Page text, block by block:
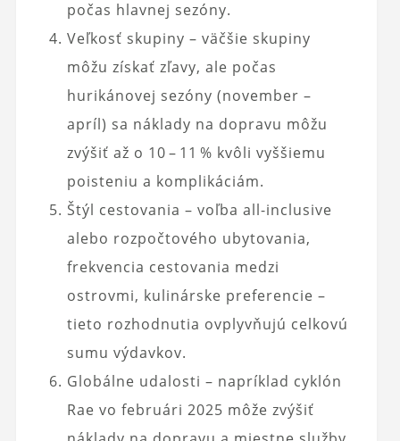
počas hlavnej sezóny.
Veľkosť skupiny – väčšie skupiny
môžu získať zľavy, ale počas
hurikánovej sezóny (november –
apríl) sa náklady na dopravu môžu
zvýšiť až o 10 – 11 % kvôli vyššiemu
poisteniu a komplikáciám.
Štýl cestovania – voľba all-inclusive
alebo rozpočtového ubytovania,
frekvencia cestovania medzi
ostrovmi, kulinárske preferencie –
tieto rozhodnutia ovplyvňujú celkovú
sumu výdavkov.
Globálne udalosti – napríklad cyklón
Rae vo februári 2025 môže zvýšiť